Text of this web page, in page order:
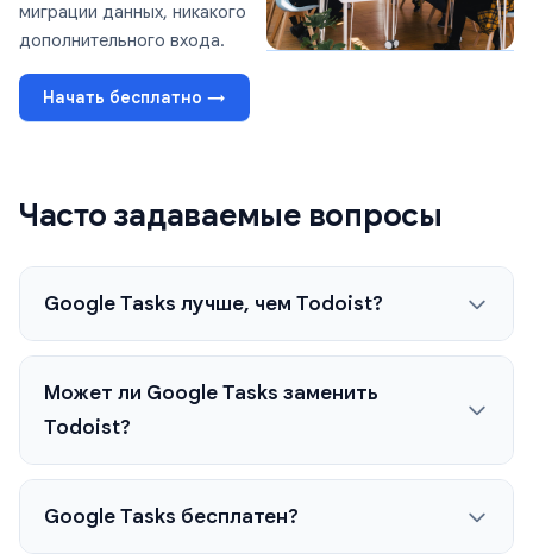
миграции данных, никакого
дополнительного входа.
Начать бесплатно →
Часто задаваемые вопросы
Google Tasks лучше, чем Todoist?
Может ли Google Tasks заменить
Todoist?
Google Tasks бесплатен?